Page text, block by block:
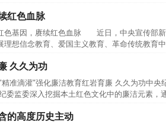
红色血脉
基因，赓续红色血脉 近日，中央宣传部新
理想信念教育、爱国主义教育、革命传统教育
久久为功
准滴灌"强化廉洁教育红岩育廉 久久为功中央
委深入挖掘本土红色文化中的廉洁元素，
的高度历史主动